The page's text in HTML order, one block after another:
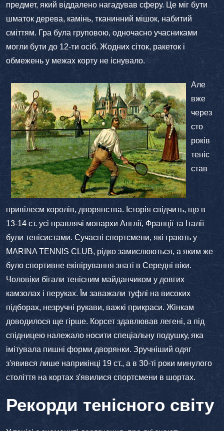
предмет, який віддалено нагадував сферу. Це міг бути
шматок дерева, камінь, тканинний мішок, набитий
сміттям. Гра була груповою, одночасно учасниками
могли бути до 12-ти осіб. Жодних сіток, ракеток і
обмежень у межах корту не існувало.
Але
вже
через
сто
років
теніс
став
привілеєм королів, дворянства. Історія свідчить, що в
13-14 ст. усі правлячі монархи Англії, Франції та Італії
були тенісистами. Сучасні спортсмени, які грають у
MARINA TENNIS CLUB, рідко замислюються, а яким же
було спортивне екіпірування знаті в Середні віки.
Чоловіки бігали тенісним майданчиком у довгих
камзолах і перуках. Їм заважали туфлі на високих
підборах, незручні рукави, важкі прикраси. Жінкам
доводилося ще гірше. Корсет здавлював легені, а під
спідницею належало носити спеціальну подушку, яка
імітувала пишні форми дворянки. Зручніший одяг
з'явився лише наприкінці 19 ст., а в 30-ті роки минулого
століття на кортах з'явилися спортсмени в шортах.
Рекорди тенісного світу